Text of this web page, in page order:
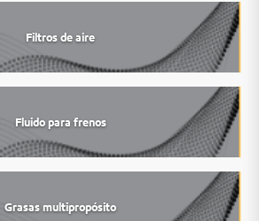
Filtros de aire
Fluido para frenos
Grasas multipropósito